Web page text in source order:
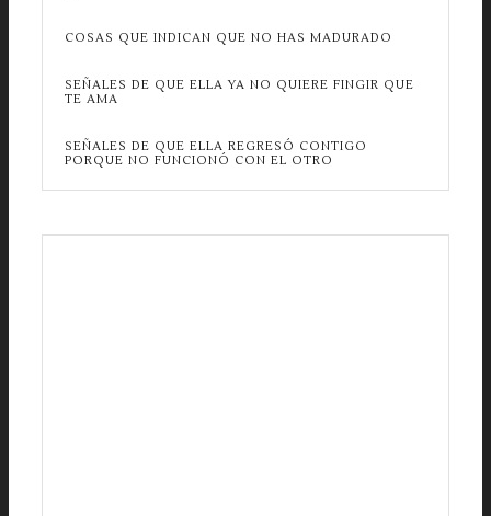
COSAS QUE INDICAN QUE NO HAS MADURADO
SEÑALES DE QUE ELLA YA NO QUIERE FINGIR QUE
TE AMA
SEÑALES DE QUE ELLA REGRESÓ CONTIGO
PORQUE NO FUNCIONÓ CON EL OTRO